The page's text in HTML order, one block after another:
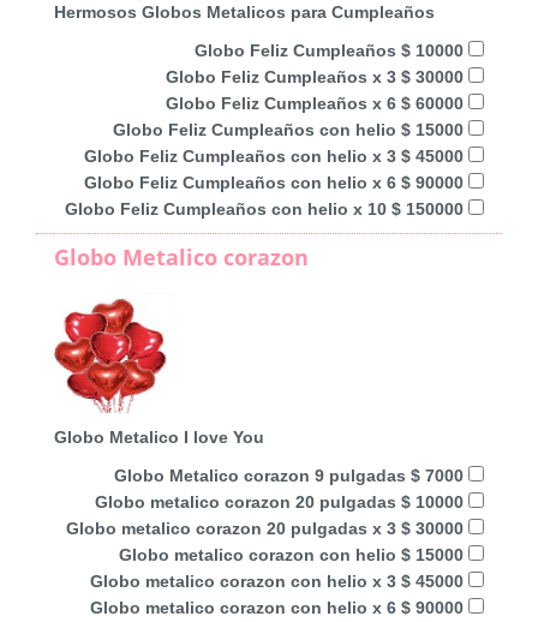
Hermosos Globos Metalicos para Cumpleaños
Globo Feliz Cumpleaños $ 10000
Globo Feliz Cumpleaños x 3 $ 30000
Globo Feliz Cumpleaños x 6 $ 60000
Globo Feliz Cumpleaños con helio $ 15000
Globo Feliz Cumpleaños con helio x 3 $ 45000
Globo Feliz Cumpleaños con helio x 6 $ 90000
Globo Feliz Cumpleaños con helio x 10 $ 150000
Globo Metalico corazon
Globo Metalico I love You
Globo Metalico corazon 9 pulgadas $ 7000
Globo metalico corazon 20 pulgadas $ 10000
Globo metalico corazon 20 pulgadas x 3 $ 30000
Globo metalico corazon con helio $ 15000
Globo metalico corazon con helio x 3 $ 45000
Globo metalico corazon con helio x 6 $ 90000